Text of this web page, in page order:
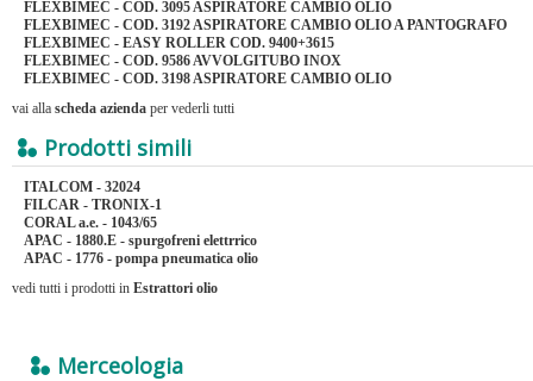
FLEXBIMEC - COD. 3095 ASPIRATORE CAMBIO OLIO
FLEXBIMEC - COD. 3192 ASPIRATORE CAMBIO OLIO A PANTOGRAFO
FLEXBIMEC - EASY ROLLER COD. 9400+3615
FLEXBIMEC - COD. 9586 AVVOLGITUBO INOX
FLEXBIMEC - COD. 3198 ASPIRATORE CAMBIO OLIO
vai alla scheda azienda per vederli tutti
Prodotti simili
ITALCOM - 32024
FILCAR - TRONIX-1
CORAL a.e. - 1043/65
APAC - 1880.E - spurgofreni elettrrico
APAC - 1776 - pompa pneumatica olio
vedi tutti i prodotti in Estrattori olio
Merceologia